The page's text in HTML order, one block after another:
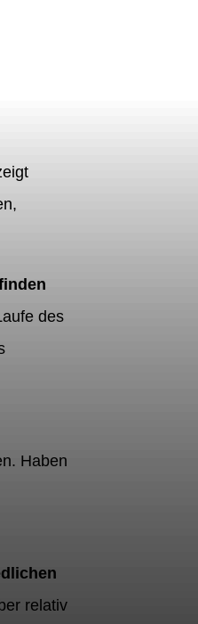
des
Haben
relativ